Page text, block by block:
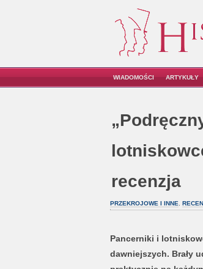
WIADOMOŚCI ARTYKUŁY
recenzja
PRZEKROJOWE I INNE
Pancerniki i
dawniejszych. Brały